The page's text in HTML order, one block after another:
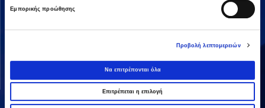
Εμπορικής προώθησης
Προβολή λεπτομερειών
Να επιτρέπονται όλα
Επιτρέπεται η επιλογή
Όραμα & Αποστολή
Διοικητική Δομή Ενέργεια
Παραχωρήσεις / ΣΔΙΤ
Λοιπές